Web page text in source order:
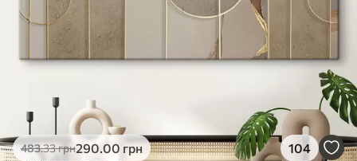
483.33грн290.00 грн 104